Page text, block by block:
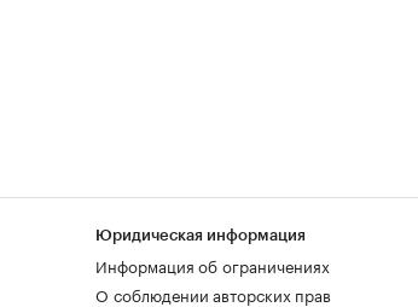
Юридическая информация
Информация об ограничениях
О соблюдении авторских прав